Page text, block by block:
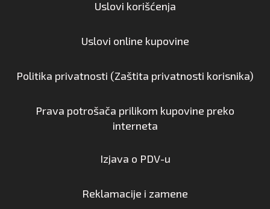
Uslovi korišćenja
Uslovi online kupovine
Politika privatnosti (Zaštita privatnosti korisnika)
Prava potrošača prilikom kupovine preko
interneta
Izjava o PDV-u
Reklamacije i zamene